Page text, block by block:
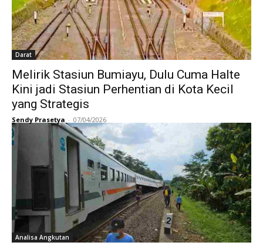
Darat
Melirik Stasiun Bumiayu, Dulu Cuma Halte
Kini jadi Stasiun Perhentian di Kota Kecil
yang Strategis
Sendy Prasetya - 07/04/2026
Analisa Angkutan